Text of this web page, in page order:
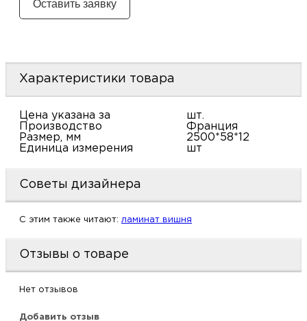
Характеристики товара
Цена указана за
шт.
Производство
Франция
Размер, мм
2500*58*12
Единица измерения
шт
Советы дизайнера
C этим также читают: ламинат вишня
Отзывы о товаре
Нет отзывов
Добавить отзыв